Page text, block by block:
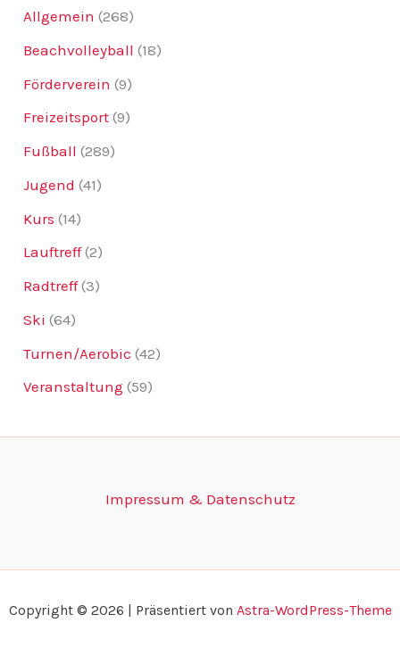
Allgemein (268)
Beachvolleyball (18)
Förderverein (9)
Freizeitsport (9)
Fußball (289)
Jugend (41)
Kurs (14)
Lauftreff(2)
Radtreff(3)
Ski (64)
Turnen/Aerobic (42)
Veranstaltung (59)
Impressum & Datenschutz
Copyright © 2026 | Präsentiert von Astra-WordPress-Theme